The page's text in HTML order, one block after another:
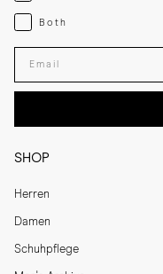
SHOP
Herren
Damen
Schuhpflege
Both
Both
Enter your email adress